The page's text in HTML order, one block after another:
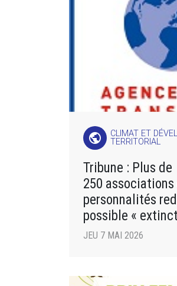
public
CLIMAT ET
TERRITORIAL
Tribune : Plus de
250
personnalités
possible «
l’ADEME, à cause
JEU 7 MAI 2026